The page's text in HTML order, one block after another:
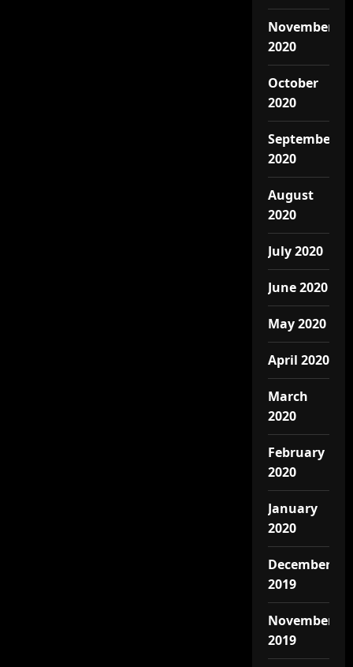
November
2020
October
2020
September
2020
August
2020
July 2020
June 2020
May 2020
April 2020
March
2020
February
2020
January
2020
December
2019
November
2019